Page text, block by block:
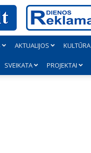
AKTUALIJOS KULTŪRA
SVEIKATA PROJEKTAI